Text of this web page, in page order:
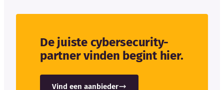
De juiste cybersecurity-
partner vinden begint hier.
Vind een aanbieder